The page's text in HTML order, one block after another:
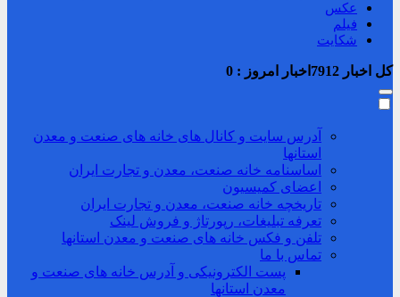
عکس
فیلم
شکایت
کل اخبار اخبار امروز : 0
آدرس سایت و کانال های خانه های صنعت و معدن
استانها
اساسنامه خانه صنعت، معدن و تجارت ایران
اعضای کمیسیون
تاریخچه خانه صنعت، معدن و تجارت ایران
تعرفه تبلیغات، رپورتاژ و فروش لینک
تلفن و فکس خانه های صنعت و معدن استانها
تماس با ما
پست الکترونیکی و آدرس خانه های صنعت و
معدن استانها